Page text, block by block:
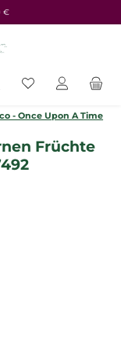
€
Du hast 0
- Once Upon A Time
Früchte